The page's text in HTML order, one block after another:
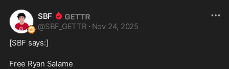
SBF
@SBF_GETTR · Nov 24, 2025
[SBF says:]
Free Ryan Salame